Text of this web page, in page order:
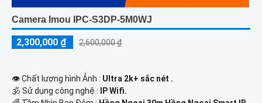
Camera Imou IPC-S3DP-5M0WJ
2,300,000 ₫ 2,600,000 ₫
👁 Chất lượng hình Ảnh : Ultra 2k+ sắc nét .
🕉️ Sử dụng công nghệ :
IP Wifi.